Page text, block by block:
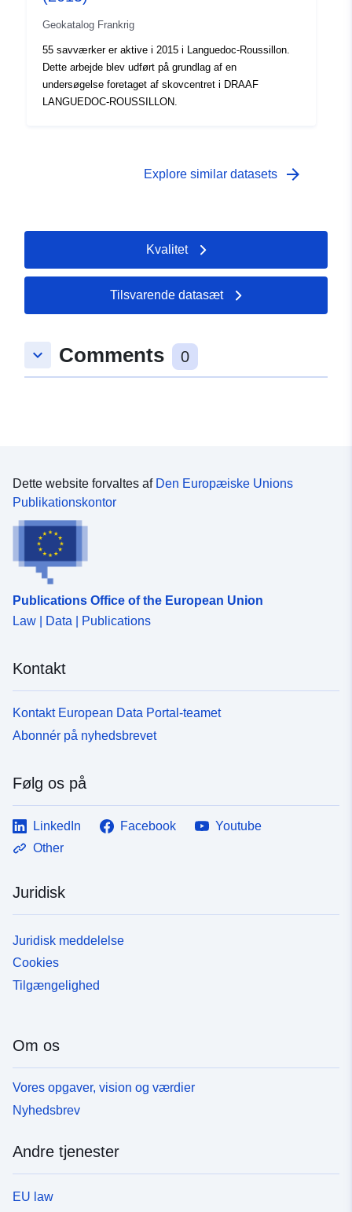
Geokatalog Frankrig
55 savværker er aktive i 2015 i Languedoc-Roussillon.
Dette arbejde blev udført på grundlag af en
undersøgelse foretaget af skovcentret i DRAAF
LANGUEDOC-ROUSSILLON.
Explore similar datasets arrow_forward
Kvalitet
Tilsvarende datasæt
keyboard_arrow_down Comments 0
Dette website forvaltes af Den Europæiske Unions
Publikationskontor
Publications Office of the European Union
Law | Data | Publications
Kontakt
Kontakt European Data Portal-teamet
Abonnér på nyhedsbrevet
Følg os på
LinkedIn Facebook
Youtube
Other
Juridisk
Juridisk meddelelse
Cookies
Tilgængelighed
Om os
Vores opgaver, vision og værdier
Nyhedsbrev
Andre tjenester
EU law